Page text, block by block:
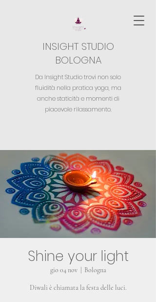
INSIGHT STUDIO
BOLOGNA
Da Insight Studio trovi non solo
fluidità nella pratica yoga, ma
anche staticità e momenti di
piacevole rilassamento.
Shine your light
gio 04 nov
  |
Bologna
Diwali è chiamata la festa delle luci.